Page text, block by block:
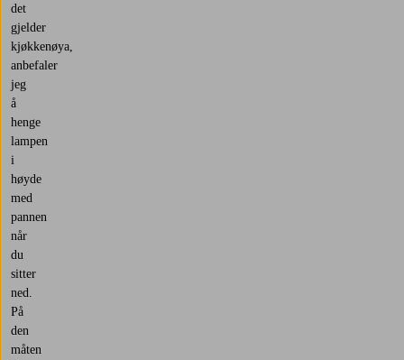
øyehøyde
når
du
står
oppreist,
slik
rommet
fortsatt
føles
åpent
og
luftig.
det
gjelder
kjøkkenøya,
anbefaler
jeg
å
henge
lampen
i
høyde
med
pannen
når
du
sitter
ned.
På
den
måten